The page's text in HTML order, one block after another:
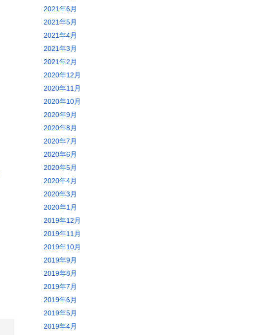
2021年6月
2021年5月
2021年4月
2021年3月
2021年2月
2020年12月
2020年11月
2020年10月
2020年9月
2020年8月
2020年7月
2020年6月
2020年5月
2020年4月
2020年3月
2020年1月
2019年12月
2019年11月
2019年10月
2019年9月
2019年8月
2019年7月
2019年6月
2019年5月
2019年4月